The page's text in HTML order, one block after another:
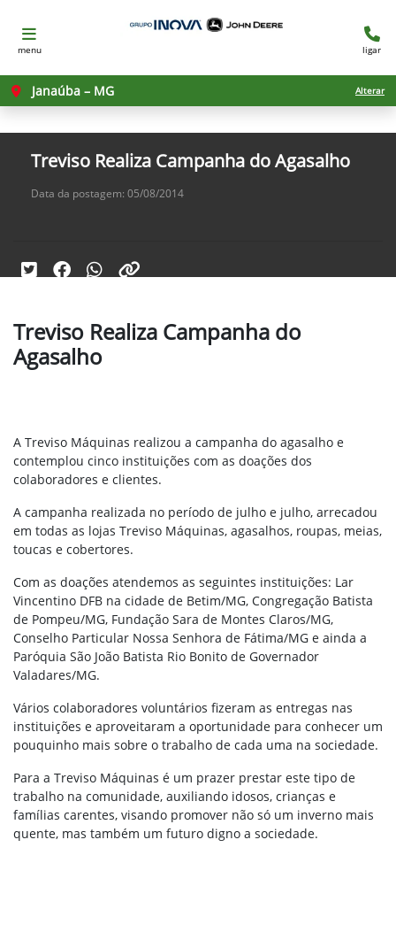
menu ligar
Janaúba – MG Alterar
Treviso Realiza Campanha do Agasalho
Data da postagem: 05/08/2014
Treviso Realiza Campanha do
Agasalho
A Treviso Máquinas realizou a campanha do agasalho e
contemplou cinco instituições com as doações dos
colaboradores e clientes.
A campanha realizada no período de julho e julho, arrecadou
em todas as lojas Treviso Máquinas, agasalhos, roupas, meias,
toucas e cobertores.
Com as doações atendemos as seguintes instituições: Lar
Vincentino DFB na cidade de Betim/MG, Congregação Batista
de Pompeu/MG, Fundação Sara de Montes Claros/MG,
Conselho Particular Nossa Senhora de Fátima/MG e ainda a
Paróquia São João Batista Rio Bonito de Governador
Valadares/MG.
Vários colaboradores voluntários fizeram as entregas nas
instituições e aproveitaram a oportunidade para conhecer um
pouquinho mais sobre o trabalho de cada uma na sociedade.
Para a Treviso Máquinas é um prazer prestar este tipo de
trabalho na comunidade, auxiliando idosos, crianças e
famílias carentes, visando promover não só um inverno mais
quente, mas também um futuro digno a sociedade.